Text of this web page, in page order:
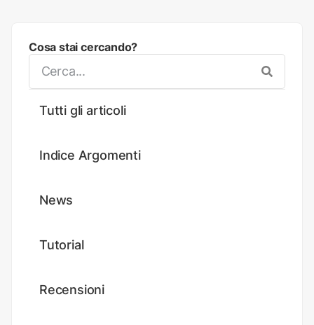
Cosa stai cercando?
Tutti gli articoli
Indice Argomenti
News
Tutorial
Recensioni